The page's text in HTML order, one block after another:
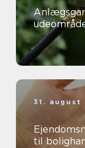
31. august
til